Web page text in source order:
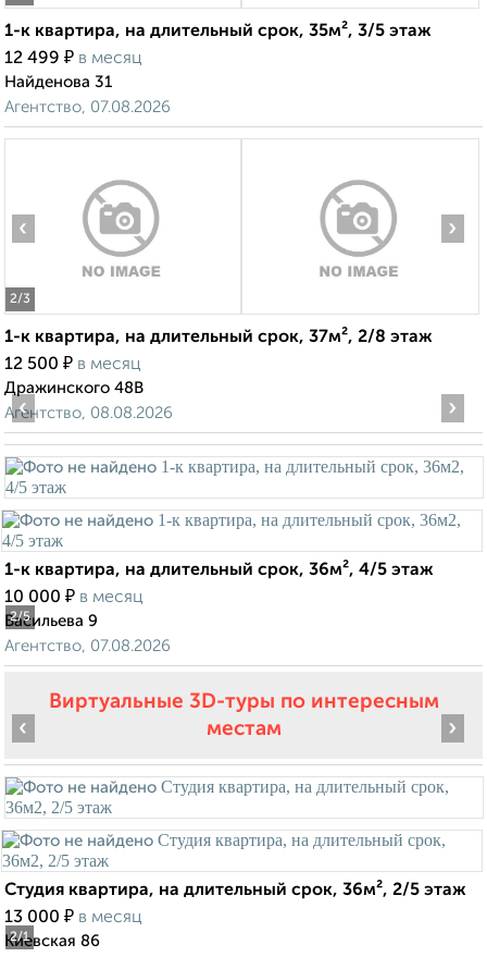
1-к квартира, на длительный срок, 35м², 3/5 этаж
12 499 ₽ в месяц
Найденова 31
Агентство, 07.08.2026
2/3
‹ ›
1-к квартира, на длительный срок, 37м², 2/8 этаж
12 500 ₽ в месяц
Дражинского 48В
Агентство, 08.08.2026
2/5
‹ ›
1-к квартира, на длительный срок, 36м², 4/5 этаж
10 000 ₽ в месяц
Васильева 9
Агентство, 07.08.2026
Виртуальные 3D-туры по интересным
местам
2/1
‹ ›
Студия квартира, на длительный срок, 36м², 2/5 этаж
13 000 ₽ в месяц
Киевская 86